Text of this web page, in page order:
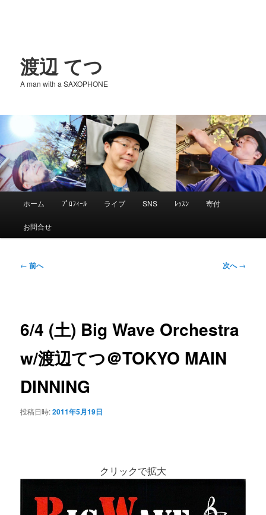
渡辺 てつ
A man with a SAXOPHONE
メ
イ
ン
ン
テ
ン
ホーム ﾌﾟﾛﾌｨｰﾙ ライブ SNS ﾚｯｽﾝ 寄付
お問合せ
投
ゲ
シ
ン
← 前へ 次へ→
6/4 (土) Big Wave Orchestra
w/渡辺てつ＠TOKYO MAIN
DINNING
投稿日時:2011年5月19日
クリックで拡大